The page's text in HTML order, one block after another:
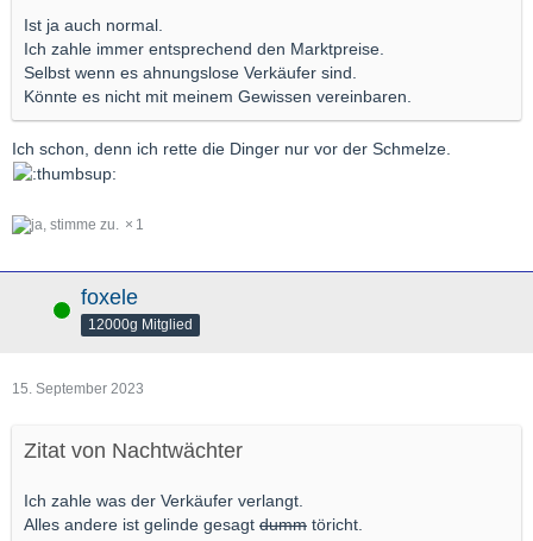
Ist ja auch normal.
Ich zahle immer entsprechend den Marktpreise.
Selbst wenn es ahnungslose Verkäufer sind.
Könnte es nicht mit meinem Gewissen vereinbaren.
Ich schon, denn ich rette die Dinger nur vor der Schmelze.
1
Online foxele
12000g Mitglied
15. September 2023
Zitat von Nachtwächter
Ich zahle was der Verkäufer verlangt.
Alles andere ist gelinde gesagt dumm töricht.